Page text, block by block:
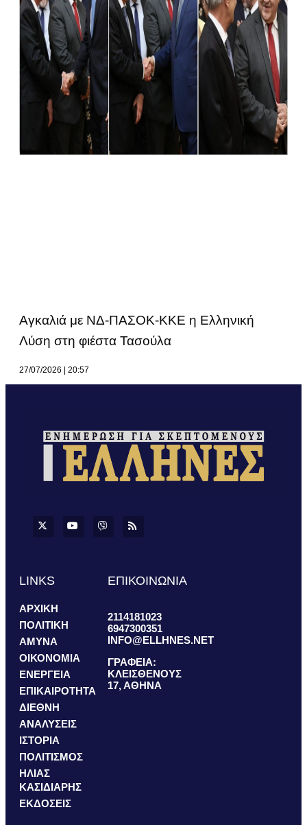
Αγκαλιά με ΝΔ-ΠΑΣΟΚ-ΚΚΕ η Ελληνική
Λύση στη φιέστα Τασούλα
27/07/2026 20:57
LINKS
ΑΡΧΙΚΗ
ΠΟΛΙΤΙΚΗ
ΑΜΥΝΑ
ΟΙΚΟΝΟΜΙΑ
ΕΝΕΡΓΕΙΑ
ΕΠΙΚΑΙΡΟΤΗΤΑ
ΔΙΕΘΝΗ
ΑΝΑΛΥΣΕΙΣ
ΙΣΤΟΡΙΑ
ΠΟΛΙΤΙΣΜΟΣ
ΗΛΙΑΣ
ΚΑΣΙΔΙΑΡΗΣ
ΕΚΔΟΣΕΙΣ
ΕΠΙΚΟΙΝΩΝΙΑ
2114181023
6947300351
INFO@ELLHNES.NET
ΓΡΑΦΕΙΑ:
ΚΛΕΙΣΘΕΝΟΥΣ
17, ΑΘΗΝΑ